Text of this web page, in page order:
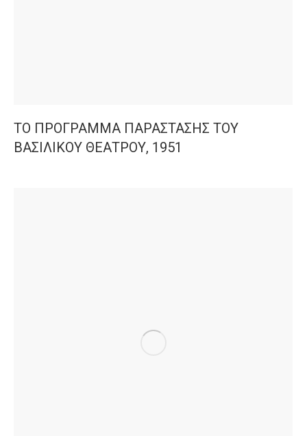
ΤΟ ΠΡΟΓΡΑΜΜΑ ΠΑΡΑΣΤΑΣΗΣ ΤΟΥ
ΒΑΣΙΛΙΚΟΥ ΘΕΑΤΡΟΥ, 1951